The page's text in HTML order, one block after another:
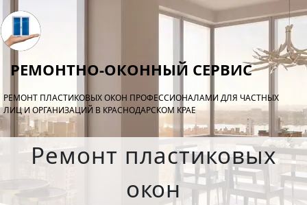
РЕМОНТНО-ОКОННЫЙ СЕРВИС
РЕМОНТ ПЛАСТИКОВЫХ ОКОН ПРОФЕССИОНАЛАМИ ДЛЯ ЧАСТНЫХ
ЛИЦ И ОРГАНИЗАЦИЙ В КРАСНОДАРСКОМ КРАЕ
Ремонт пластиковых
окон